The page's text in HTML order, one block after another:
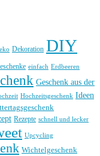
Dekoration DIY
einfach Erdbeeren
Geschenk aus der
Hochzeitsgeschenk Ideen
Rezepte schnell und lecker
Upcycling
Wichtelgeschenk